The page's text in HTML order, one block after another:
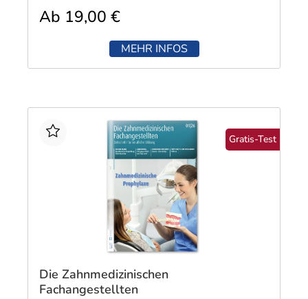
Ab 19,00 €
MEHR INFOS
Gratis-Test
Die Zahnmedizinischen
Fachangestellten